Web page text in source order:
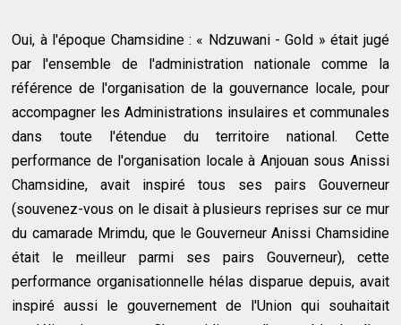
Oui, à l'époque Chamsidine : « Ndzuwani - Gold » était jugé
par l'ensemble de l'administration nationale comme la
référence de l'organisation de la gouvernance locale, pour
accompagner les Administrations insulaires et communales
dans toute l'étendue du territoire national. Cette
performance de l'organisation locale à Anjouan sous Anissi
Chamsidine, avait inspiré tous ses pairs Gouverneur
(souvenez-vous on le disait à plusieurs reprises sur ce mur
du camarade Mrimdu, que le Gouverneur Anissi Chamsidine
était le meilleur parmi ses pairs Gouverneur), cette
performance organisationnelle hélas disparue depuis, avait
inspiré aussi le gouvernement de l'Union qui souhaitait